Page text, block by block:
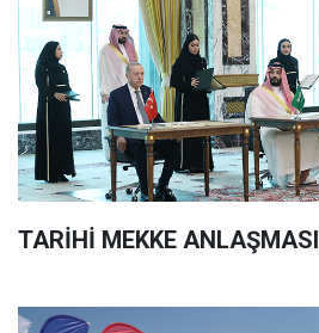
TARİHİ MEKKE ANLAŞMASI